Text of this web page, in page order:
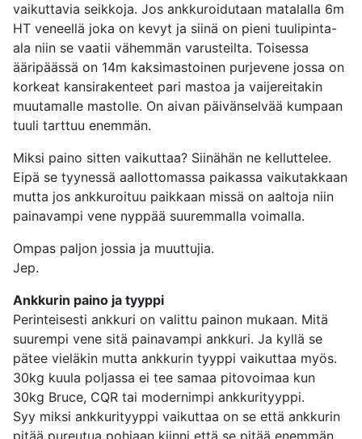
vaikuttavia seikkoja. Jos ankkuroidutaan matalalla 6m
HT veneellä joka on kevyt ja siinä on pieni tuulipinta-
ala niin se vaatii vähemmän varusteilta. Toisessa
ääripäässä on 14m kaksimastoinen purjevene jossa on
korkeat kansirakenteet pari mastoa ja vaijereitakin
muutamalle mastolle. On aivan päivänselvää kumpaan
tuuli tarttuu enemmän.
Miksi paino sitten vaikuttaa? Siinähän ne kelluttelee.
Eipä se tyynessä aallottomassa paikassa vaikutakkaan
mutta jos ankkuroituu paikkaan missä on aaltoja niin
painavampi vene nyppää suuremmalla voimalla.
Ompas paljon jossia ja muuttujia.
Jep.
Ankkurin paino ja tyyppi
Perinteisesti ankkuri on valittu painon mukaan. Mitä
suurempi vene sitä painavampi ankkuri. Ja kyllä se
pätee vieläkin mutta ankkurin tyyppi vaikuttaa myös.
30kg kuula poljassa ei tee samaa pitovoimaa kun
30kg Bruce, CQR tai modernimpi ankkurityyppi.
Syy miksi ankkurityyppi vaikuttaa on se että ankkurin